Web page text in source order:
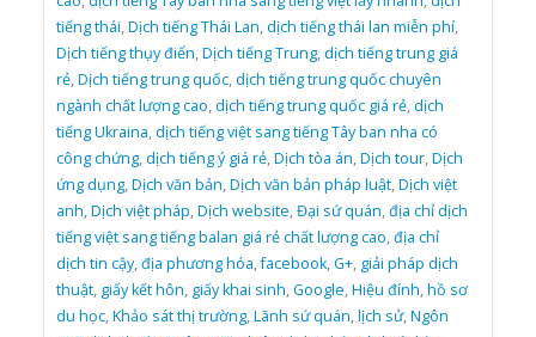
tiếng thái,Dịch tiếng Thái Lan,dịch tiếng thái lan miễn phí,
Dịch tiếng thụy điển,Dịch tiếng Trung,dịch tiếng trung giá
rẻ,Dịch tiếng trung quốc,dịch tiếng trung quốc chuyên
ngành chất lượng cao,dịch tiếng trung quốc giá rẻ,dịch
tiếng Ukraina,dịch tiếng việt sang tiếng Tây ban nha có
công chứng,dịch tiếng ý giá rẻ,Dịch tòa án,Dịch tour,Dịch
ứng dụng,Dịch văn bản,Dịch văn bản pháp luật,Dịch việt
anh,Dịch việt pháp,Dịch website,Đại sứ quán,địa chỉ dịch
tiếng việt sang tiếng balan giá rẻ chất lượng cao,địa chỉ
dịch tin cậy,địa phương hóa,facebook,G+, giải pháp dịch
thuật, giấy kết hôn, giấy khai sinh,Google,Hiệu đính,hồ sơ
du học,Khảo sát thị trường,Lãnh sứ quán,lịch sử,Ngôn